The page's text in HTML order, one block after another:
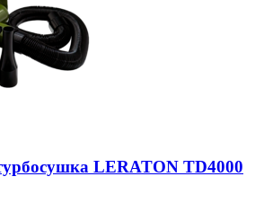
LERATON TD4000